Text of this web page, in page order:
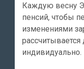
Каждую весну
пенсий, чтобы
изменениями
индивидуально.